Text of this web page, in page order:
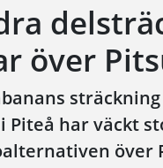
över
Piteå har väckt
över